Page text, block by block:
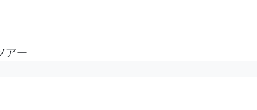
アー